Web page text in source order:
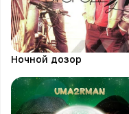
Ночной дозор